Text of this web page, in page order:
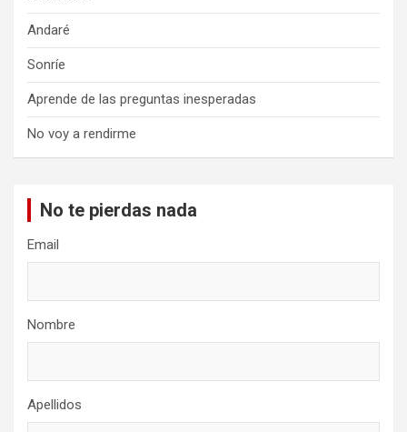
Andaré
Sonríe
Aprende de las preguntas inesperadas
No voy a rendirme
No te pierdas nada
Email
Nombre
Apellidos